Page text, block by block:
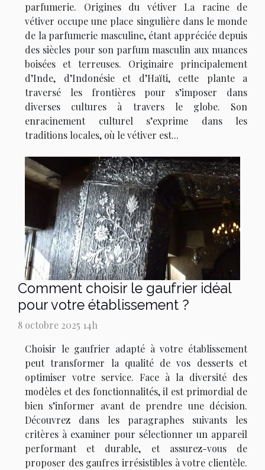
parfumerie. Origines du vétiver La racine de
vétiver occupe une place singulière dans le monde
de la parfumerie masculine, étant appréciée depuis
des siècles pour son parfum masculin aux nuances
boisées et terreuses. Originaire principalement
d’Inde, d’Indonésie et d’Haïti, cette plante a
traversé les frontières pour s’imposer dans
diverses cultures à travers le globe. Son
enracinement culturel s’exprime dans les
traditions locales, où le vétiver est...
Comment choisir le gaufrier idéal
pour votre établissement ?
8 octobre 2025 14h
Choisir le gaufrier adapté à votre établissement
peut transformer la qualité de vos desserts et
optimiser votre service. Face à la diversité des
modèles et des fonctionnalités, il est primordial de
bien s’informer avant de prendre une décision.
Découvrez dans les paragraphes suivants les
critères à examiner pour sélectionner un appareil
performant et durable, et assurez-vous de
proposer des gaufres irrésistibles à votre clientèle.